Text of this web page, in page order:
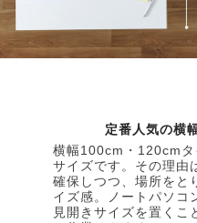
定番人気の横
横幅100cm・120cm
サイズです。その理由
確保しつつ、場所をと
イズ感。ノートパソコ
見開きサイズを置くこ